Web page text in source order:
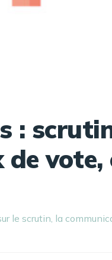
:
de
le scrutin, la